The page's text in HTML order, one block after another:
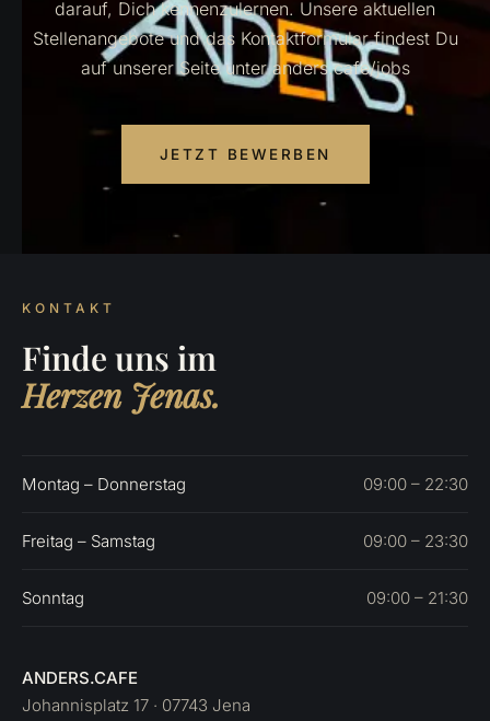
darauf, Dich kennenzulernen. Unsere aktuellen
Stellenangebote und das Kontaktformular findest Du
auf unserer Seite unter anders.cafe/jobs
JETZT BEWERBEN
KONTAKT
Finde uns im
Herzen Jenas.
Montag – Donnerstag 09:00 – 22:30
Freitag – Samstag 09:00 – 23:30
Sonntag 09:00 – 21:30
ANDERS.CAFE
Johannisplatz 17 · 07743 Jena